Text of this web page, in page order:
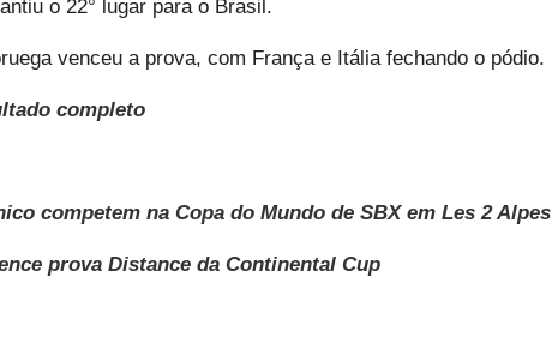
o 22° lugar para o Brasil.
venceu a prova, com França e Itália fechando o pódio.
completo
competem na Copa do Mundo de SBX em Les 2 Alpes
prova Distance da Continental Cup